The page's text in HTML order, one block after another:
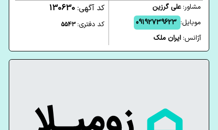
مشاور:علی گرزین
موبایل: 09192739623
آژانس:ایران ملک
کد آگهی: 130630
کد دفتری:5543